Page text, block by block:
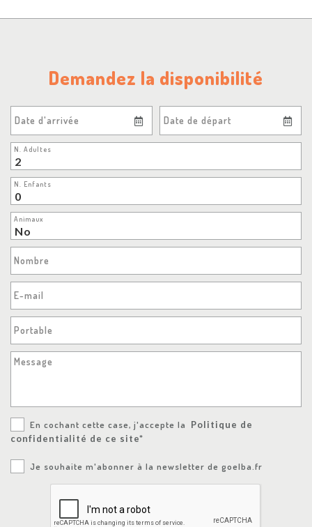
Demandez la disponibilité
Date d'arrivée Date de départ
N. Adultes
N. Enfants
Animaux
Nombre
E-mail
Portable
Message
En cochant cette case, j'accepte la
Politique de
confidentialité de ce site*
Je souhaite m'abonner à la newsletter de goelba.fr